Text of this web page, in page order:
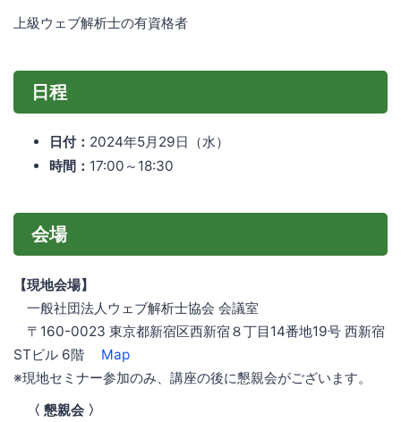
上級ウェブ解析士の有資格者
日程
日付： 2024年5月29日（水）
時間： 17:00～18:30
会場
【現地会場】
一般社団法人ウェブ解析士協会 会議室
〒160-0023 東京都新宿区西新宿８丁目14番地19号 西新宿
STビル 6階 Map
※現地セミナー参加のみ、講座の後に懇親会がございます。
〈 懇親会 〉